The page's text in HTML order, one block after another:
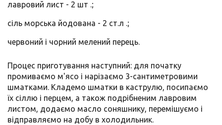
лавровий лист - 2 шт .;
сіль морська йодована - 2 ст.л .;
червоний і чорний мелений перець.
Процес приготування наступний: для початку
промиваємо м'ясо і нарізаємо 3-сантиметровими
шматками. Кладемо шматки в каструлю, посипаємо
їх сіллю і перцем, а також подрібненим лавровим
листом, додаємо масло соняшнику, перемішуємо і
відправляємо на добу в холодильник.